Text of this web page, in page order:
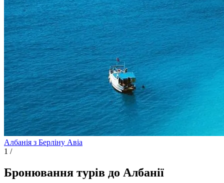
Албанія з Берліну Авіа
1 /
Бронювання турів до Албанії